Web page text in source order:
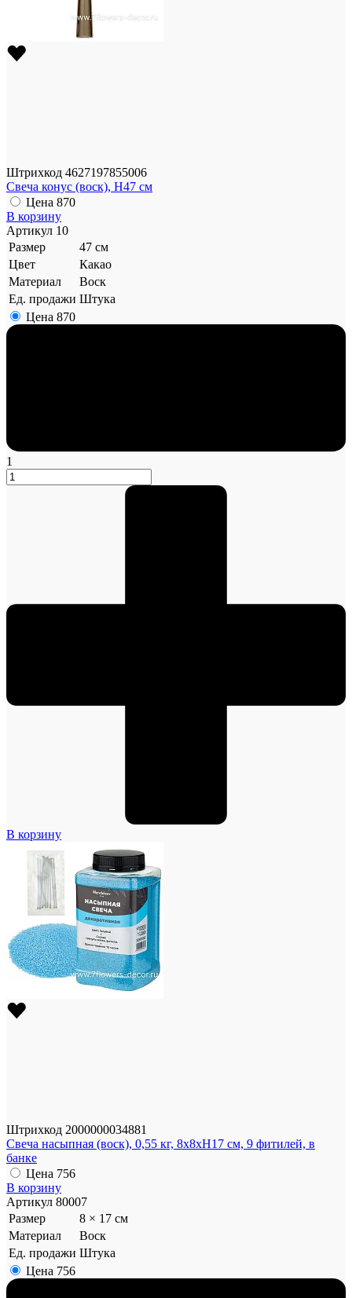
Штрихкод 4627197855006
Свеча конус (воск), H47 см
Цена 870
В корзину
Артикул 10
Размер
47 см
Цвет
Какао
Материал
Воск
Ед. продажи Штука
Цена 870
1
В корзину
Штрихкод 2000000034881
Свеча насыпная (воск), 0,55 кг, 8х8хН17 см, 9 фитилей, в
банке
Цена 756
В корзину
Артикул 80007
Размер
8 × 17 см
Материал
Воск
Ед. продажи Штука
Цена 756